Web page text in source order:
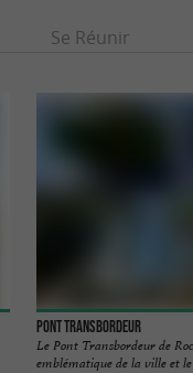
Se Réunir
Pont Transbordeur
Le Pont Transbordeur de
emblématique de la ville et